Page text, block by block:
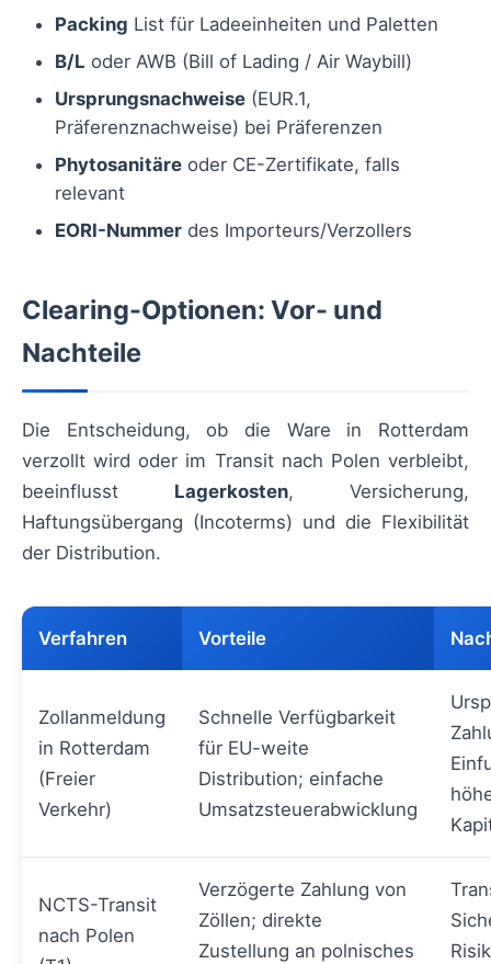
Packing List für Ladeeinheiten und Paletten
B/L oder AWB (Bill of Lading / Air Waybill)
Ursprungsnachweise (EUR.1,
Präferenznachweise) bei Präferenzen
Phytosanitäre oder CE-Zertifikate, falls
relevant
EORI-Nummer des Importeurs/Verzollers
Clearing-Optionen: Vor- und
Nachteile
Die Entscheidung, ob die Ware in Rotterdam
verzollt wird oder im Transit nach Polen verbleibt,
beeinflusst Lagerkosten, Versicherung,
Haftungsübergang (Incoterms) und die Flexibilität
der Distribution.
Verfahren Vorteile
Zollanmeldung
in Rotterdam
(Freier
Verkehr)
Schnelle Verfügbarkeit
für EU-weite
Distribution; einfache
Umsatzsteuerabwicklung
NCTS-Transit
nach Polen
Verzögerte Zahlung von
Zöllen; direkte
Zustellung an polnisches